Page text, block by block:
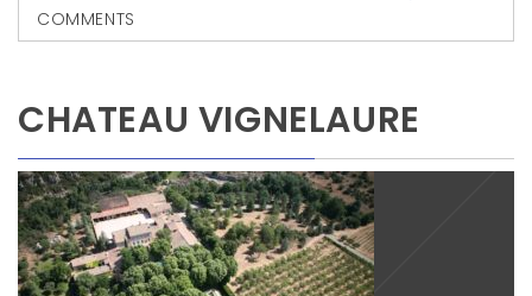
COMMENTS
CHATEAU VIGNELAURE